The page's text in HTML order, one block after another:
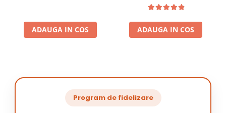
ADAUGA IN COS ADAUGA IN COS
Program de fidelizare